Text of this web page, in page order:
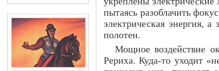
пытаясь разоблачить
электрическая энергия, а
полотен.
Мощное воздействие
Рериха. Куда-то уходит